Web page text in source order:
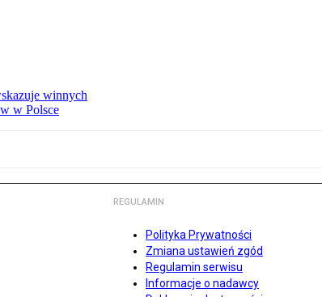
winnych
w Polsce
REGULAMIN
Polityka Prywatności
Zmiana ustawień zgód
Regulamin serwisu
Informacje o nadawcy